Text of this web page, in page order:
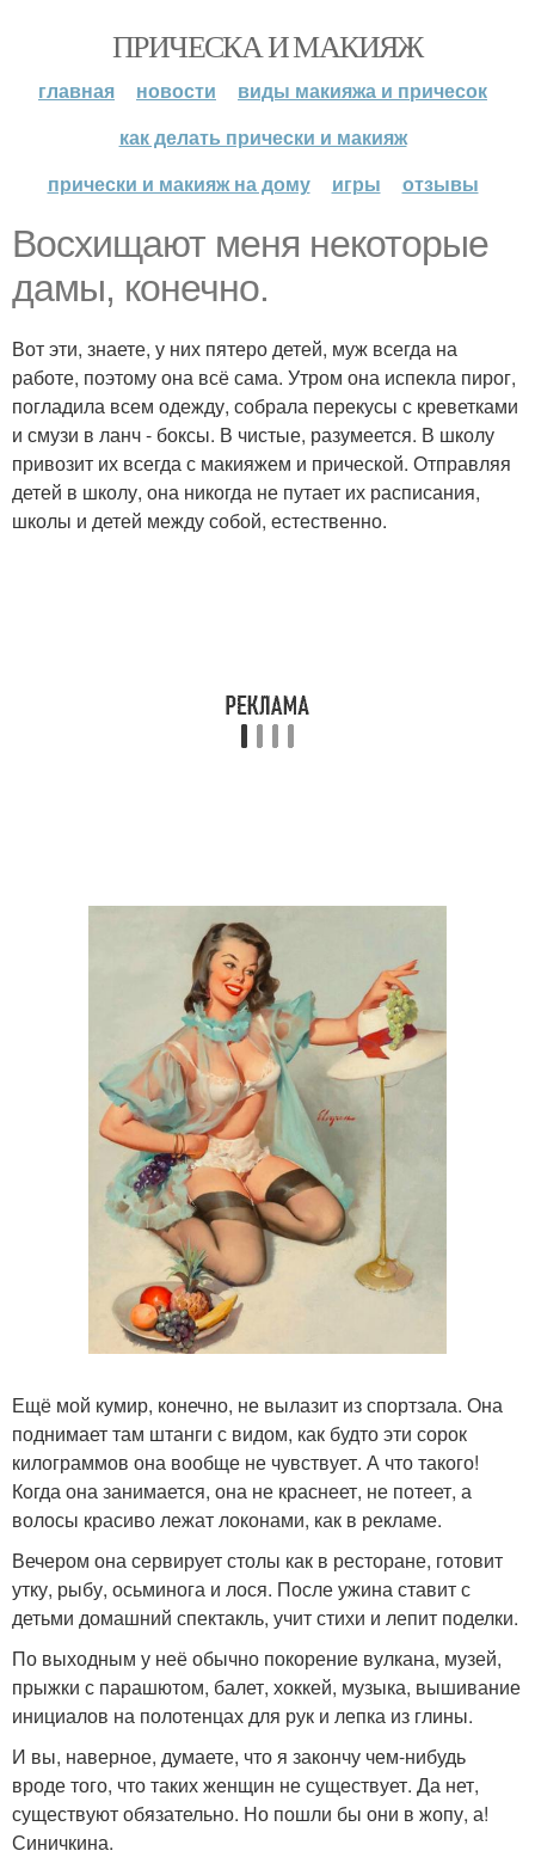
ПРИЧЕСКА И МАКИЯЖ
главная новости
виды макияжа и причесок
как делать прически и макияж
прически и макияж на дому
игры отзывы
Восхищают меня некоторые
дамы, конечно.
Вот эти, знаете, у них пятеро детей, муж всегда на
работе, поэтому она всё сама. Утром она испекла пирог,
погладила всем одежду, собрала перекусы с креветками
и смузи в ланч - боксы. В чистые, разумеется. В школу
привозит их всегда с макияжем и прической. Отправляя
детей в школу, она никогда не путает их расписания,
школы и детей между собой, естественно.
Ещё мой кумир, конечно, не вылазит из спортзала. Она
поднимает там штанги с видом, как будто эти сорок
килограммов она вообще не чувствует. А что такого!
Когда она занимается, она не краснеет, не потеет, а
волосы красиво лежат локонами, как в рекламе.
Вечером она сервирует столы как в ресторане, готовит
утку, рыбу, осьминога и лося. После ужина ставит с
детьми домашний спектакль, учит стихи и лепит поделки.
По выходным у неё обычно покорение вулкана, музей,
прыжки с парашютом, балет, хоккей, музыка, вышивание
инициалов на полотенцах для рук и лепка из глины.
И вы, наверное, думаете, что я закончу чем-нибудь
вроде того, что таких женщин не существует. Да нет,
существуют обязательно. Но пошли бы они в жопу, а!
Синичкина.